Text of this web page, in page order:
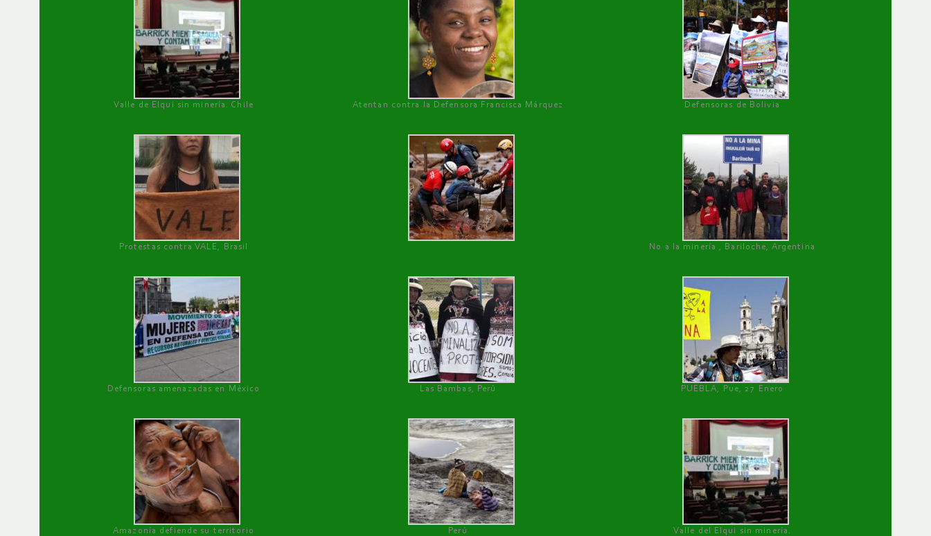
Valle de Elqui sin minería. Chile Atentan contra la Defensora Francisca Márquez Defensoras de Bolivia
Protestas contra VALE, Brasil No a la minería , Bariloche, Argentina
Defensoras amenazadas en México Las Bambas, Perú PUEBLA, Pue, 27 Enero
Amazonía defiende su territorio Perú Valle del Elqui sin minería.